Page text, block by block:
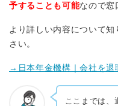
予することも可能なので窓
より詳しい内容について
さい。
→日本年金機構｜会社を退
ここまでは、